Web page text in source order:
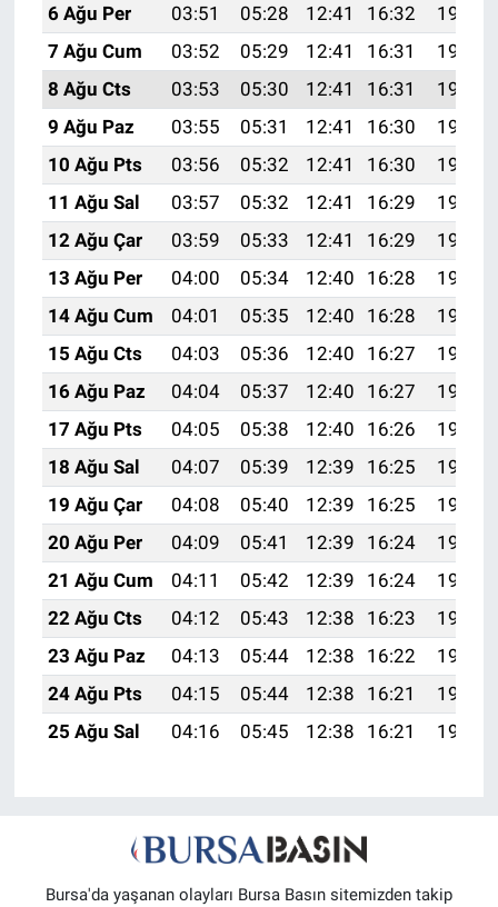
6 Ağu Per
03:51 05:28 12:41 16:32
19:45
7 Ağu Cum
03:52 05:29 12:41 16:31
19:44
8 Ağu Cts
03:53 05:30 12:41 16:31
19:43
9 Ağu Paz
03:55 05:31 12:41 16:30
19:41
10 Ağu Pts
03:56 05:32 12:41 16:30
19:40
11 Ağu Sal
03:57 05:32 12:41 16:29
19:39
12 Ağu Çar
03:59 05:33 12:41 16:29
19:38
13 Ağu Per
04:00 05:34 12:40 16:28
19:37
14 Ağu Cum
04:01 05:35 12:40 16:28
19:35
15 Ağu Cts
04:03 05:36 12:40 16:27
19:34
16 Ağu Paz
04:04 05:37 12:40 16:27
19:33
17 Ağu Pts
04:05 05:38 12:40 16:26
19:31
18 Ağu Sal
04:07 05:39 12:39 16:25
19:30
19 Ağu Çar
04:08 05:40 12:39 16:25
19:29
20 Ağu Per
04:09 05:41 12:39 16:24
19:27
21 Ağu Cum
04:11 05:42 12:39 16:24
19:26
22 Ağu Cts
04:12 05:43 12:38 16:23
19:24
23 Ağu Paz
04:13 05:44 12:38 16:22
19:23
24 Ağu Pts
04:15 05:44 12:38 16:21
19:22
25 Ağu Sal
04:16 05:45 12:38 16:21 19:20
Bursa'da yaşanan olayları Bursa Basın sitemizden takip